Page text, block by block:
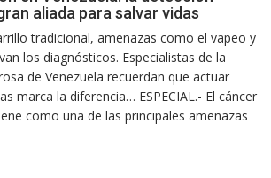
aliada para salvar vidas
tradicional, amenazas como el vapeo y
los diagnósticos. Especialistas de la
de Venezuela recuerdan que actuar
marca la diferencia… ESPECIAL.- El cáncer
como una de las principales amenazas